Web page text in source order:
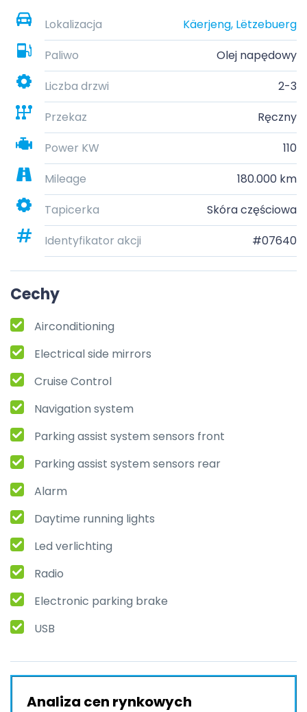
Lokalizacja
Käerjeng, Lëtzebuerg
Paliwo
Olej napędowy
Liczba drzwi
2-3
Przekaz
Ręczny
Power KW
110
Mileage
180.000 km
Tapicerka
Skóra częściowa
Identyfikator akcji
#07640
Cechy
Airconditioning
Electrical side mirrors
Cruise Control
Navigation system
Parking assist system sensors front
Parking assist system sensors rear
Alarm
Daytime running lights
Led verlichting
Radio
Electronic parking brake
USB
Analiza cen rynkowych